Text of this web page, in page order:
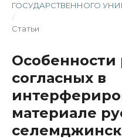
ГОСУДАРСТВЕННОГО
/
Статьи
Особенности
согласных в
материале